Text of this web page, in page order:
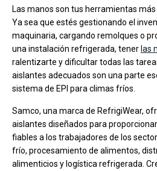
Las manos son tus herramientas
Ya sea que estés gestionando el
maquinaria, cargando remolques o
una instalación refrigerada, tener las
ralentizarte y dificultar todas las
aislantes adecuados son una parte
sistema de EPI para climas fríos.
Samco, una marca de RefrigiWear,
aislantes diseñados para
fiables a los trabajadores de los
frío, procesamiento de alimentos,
alimenticios y logística refrigerada.